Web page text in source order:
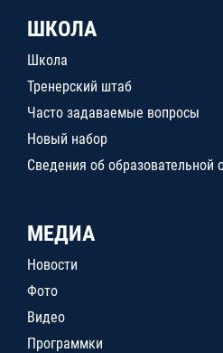
ШКОЛА
Школа
Тренерский штаб
Часто задаваемые вопросы
Новый набор
Сведения об образовательной
МЕДИА
Новости
Фото
Видео
Программки